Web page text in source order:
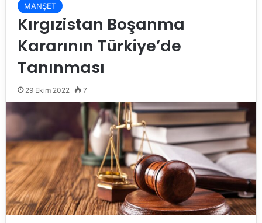
MANŞET
Kırgızistan Boşanma
Kararının Türkiye’de
Tanınması
29 Ekim 2022 7